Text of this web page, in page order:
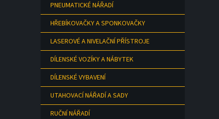
PNEUMATICKÉ NÁŘADÍ
HŘEBÍKOVAČKY A SPONKOVAČKY
LASEROVÉ A NIVELAČNÍ PŘÍSTROJE
DÍLENSKÉ VOZÍKY A NÁBYTEK
DÍLENSKÉ VYBAVENÍ
UTAHOVACÍ NÁŘADÍ A SADY
RUČNÍ NÁŘADÍ